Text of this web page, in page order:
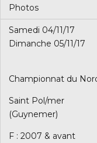
Photos
Samedi 04/11/17
Dimanche 05/11/17
Championnat du
Saint Pol/mer
(Guynemer)
F : 2007 & avant